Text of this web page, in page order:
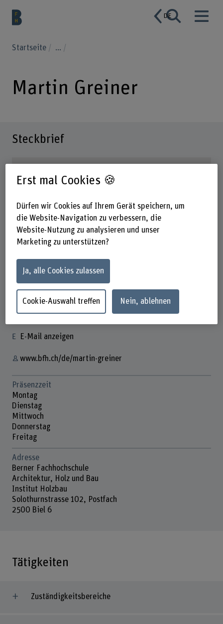
DE
Startseite ...
Martin Greiner
Steckbrief
Martin Greiner
Technischer Mitarbeiter
Kontakt
E-Mail anzeigen
www.bfh.ch/de/martin-greiner
Präsenzzeit
Montag
Dienstag
Mittwoch
Donnerstag
Freitag
Adresse
Berner Fachhochschule
Architektur, Holz und Bau
Institut Holzbau
Solothurnstrasse 102, Postfach
2500 Biel 6
Tätigkeiten
Zuständigkeitsbereiche
Erst mal Cookies 🍪
Dürfen wir Cookies auf Ihrem Gerät speichern, um
die Website-Navigation zu verbessern, die
Website-Nutzung zu analysieren und unser
Marketing zu unterstützen?
Ja, alle Cookies zulassen
Cookie-Auswahl treffen Nein, ablehnen